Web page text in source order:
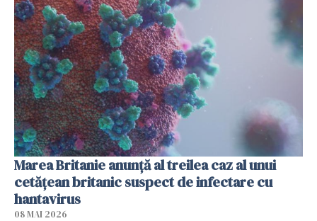
Marea Britanie anunţă al treilea caz al unui
cetăţean britanic suspect de infectare cu
hantavirus
08 MAI 2026